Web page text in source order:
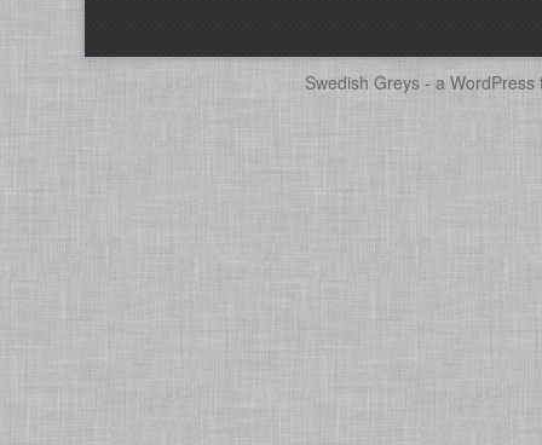
Swedish Greys - a WordPress